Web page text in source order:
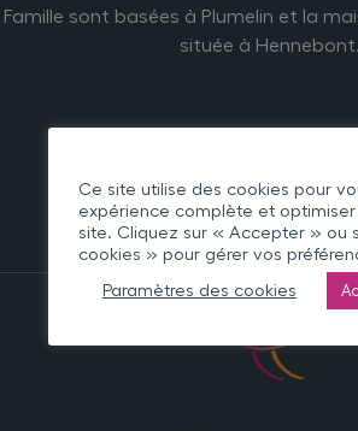
Famille sont basées à Plumelin et la
située à Hennebont.
Ce site utilise des cookies pour
expérience complète et
site. Cliquez sur « Accepter » ou
cookies » pour gérer vos
Paramètres des cookies